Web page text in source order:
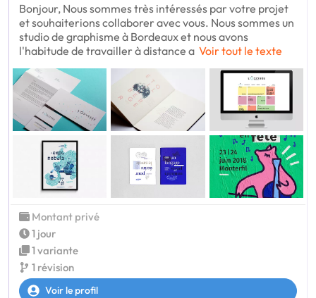
Bonjour, Nous sommes très intéressés par votre projet
et souhaiterions collaborer avec vous. Nous sommes un
studio de graphisme à Bordeaux et nous avons
l'habitude de travailler à distance a Voir tout le texte
Montant privé
1 jour
1 variante
1 révision
Voir le profil